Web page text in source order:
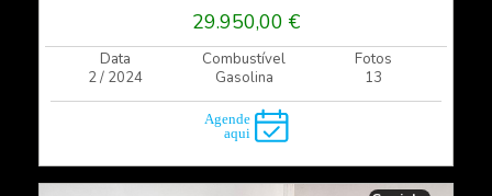
29.950,00 €
Data
2 / 2024
Combustível
Gasolina
Fotos
13